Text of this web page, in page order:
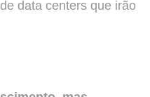
data centers que irão